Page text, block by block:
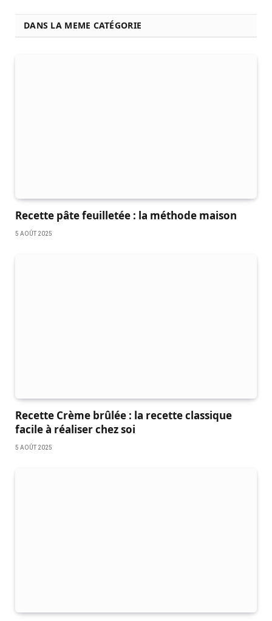
DANS LA MEME CATÉGORIE
Recette pâte feuilletée : la méthode maison
5 AOÛT 2025
Recette Crème brûlée : la recette classique
facile à réaliser chez soi
5 AOÛT 2025